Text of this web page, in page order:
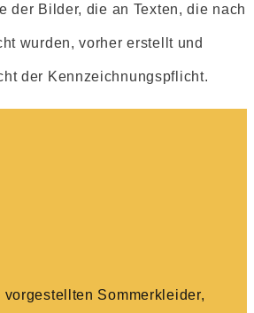
der Bilder, die an Texten, die nach
wurden, vorher erstellt und
der Kennzeichnungspflicht.
Sommerkleider,